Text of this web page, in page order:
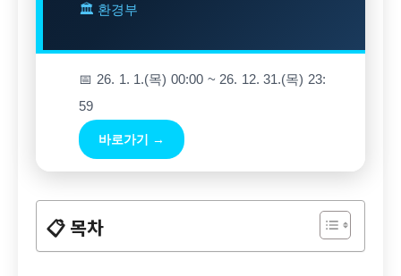
🏛 환경부
📅 26. 1. 1.(목) 00:00 ~ 26. 12. 31.(목) 23:
59
바로가기 →
📋 목차